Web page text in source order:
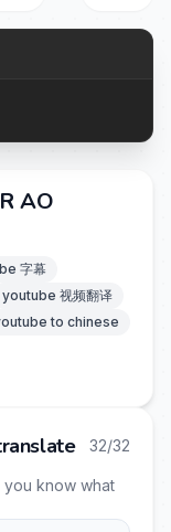
AO
字幕
youtube 视频翻译
to chinese
32/32
know what